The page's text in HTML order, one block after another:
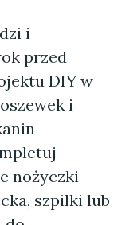
i
przed
DIY w
i
nożyczki
szpilki lub